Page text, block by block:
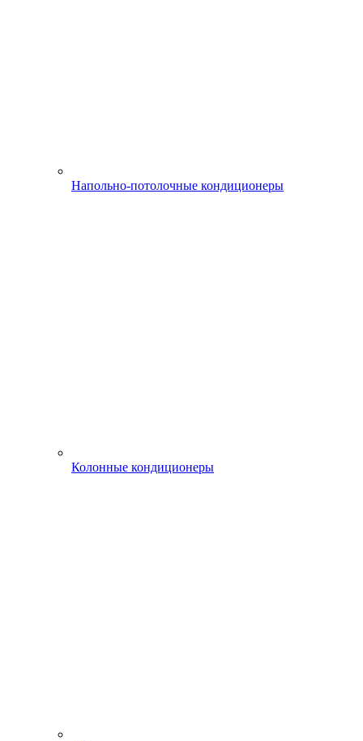
Напольно-потолочные кондиционеры
Колонные кондиционеры